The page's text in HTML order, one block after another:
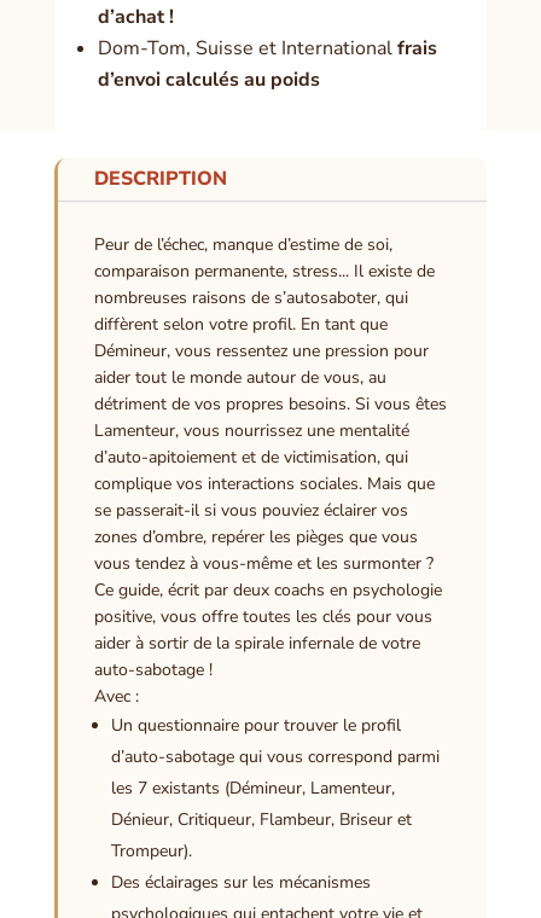
d’achat !
Dom-Tom, Suisse et Internationalfrais
d’envoi calculés au poids
DESCRIPTION
Peur de l’échec, manque d’estime de soi,
comparaison permanente, stress... Il existe de
nombreuses raisons de s’autosaboter, qui
diffèrent selon votre profil. En tant que
Démineur, vous ressentez une pression pour
aider tout le monde autour de vous, au
détriment de vos propres besoins. Si vous êtes
Lamenteur, vous nourrissez une mentalité
d’auto-apitoiement et de victimisation, qui
complique vos interactions sociales. Mais que
se passerait-il si vous pouviez éclairer vos
zones d’ombre, repérer les pièges que vous
vous tendez à vous-même et les surmonter ?
Ce guide, écrit par deux coachs en psychologie
positive, vous offre toutes les clés pour vous
aider à sortir de la spirale infernale de votre
auto-sabotage !
Avec :
Un questionnaire pour trouver le profil
d’auto-sabotage qui vous correspond parmi
les 7 existants (Démineur, Lamenteur,
Dénieur, Critiqueur, Flambeur, Briseur et
Trompeur).
Des éclairages sur les mécanismes
psychologiques qui entachent votre vie et